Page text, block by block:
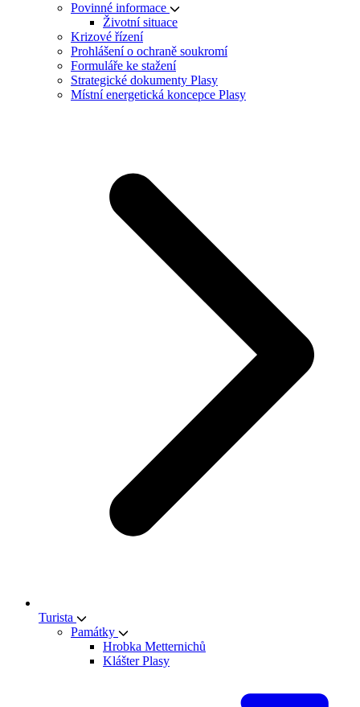
Povinné informace
Životní situace
Krizové řízení
Prohlášení o ochraně soukromí
Formuláře ke stažení
Strategické dokumenty Plasy
Místní energetická koncepce Plasy
Turista
Památky
Hrobka Metternichů
Klášter Plasy